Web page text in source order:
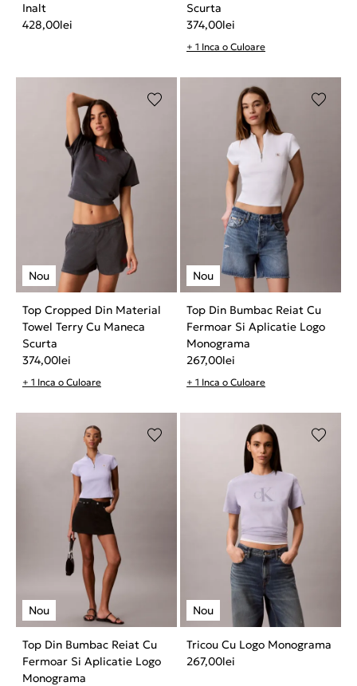
Inalt
428,00lei
Scurta
374,00lei
+ 1 Inca o Culoare
Top Cropped Din Material
Towel Terry Cu Maneca
Scurta
374,00lei
+ 1 Inca o Culoare
Top Din Bumbac Reiat Cu
Fermoar Si Aplicatie Logo
Monograma
267,00lei
+ 1 Inca o Culoare
Top Din Bumbac Reiat Cu
Fermoar Si Aplicatie Logo
Monograma
Tricou Cu Logo Monograma
267,00lei